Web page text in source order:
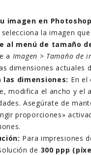
imagen en
selecciona la imagen
al menú de tamaño
a Imagen > Tamaño de
dimensiones actuales
las dimensiones: En el
modifica el ancho y el
Asegúrate de
proporciones»
Para impresiones
de 300 ppp